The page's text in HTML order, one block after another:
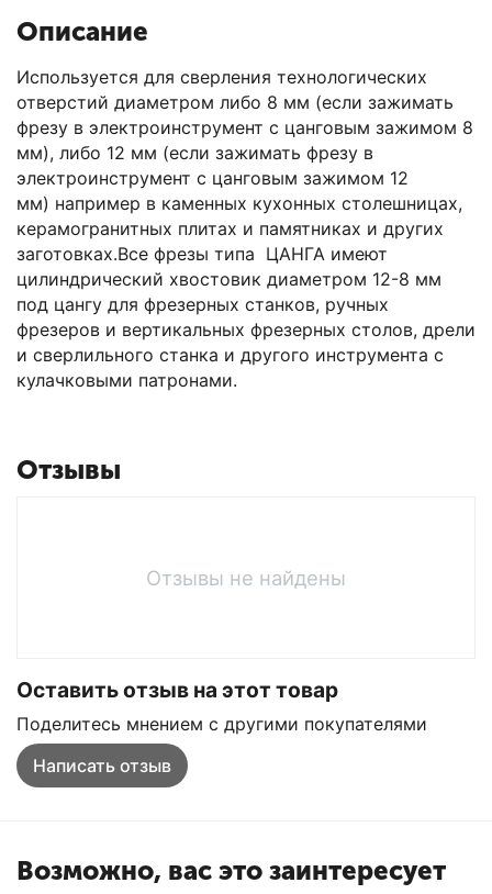
Описание
Используется для сверления технологических
отверстий диаметром либо 8 мм (если зажимать
фрезу в электроинструмент с цанговым зажимом 8
мм), либо 12 мм (если зажимать фрезу в
электроинструмент с цанговым зажимом 12
мм) например в каменных кухонных столешницах,
керамогранитных плитах и памятниках и других
заготовках.Все фрезы типа ЦАНГА имеют
цилиндрический хвостовик диаметром 12-8 мм
под цангу для фрезерных станков, ручных
фрезеров и вертикальных фрезерных столов, дрели
и сверлильного станка и другого инструмента с
кулачковыми патронами.
Отзывы
Отзывы не найдены
Оставить отзыв на этот товар
Поделитесь мнением с другими покупателями
Написать отзыв
Возможно, вас это заинтересует